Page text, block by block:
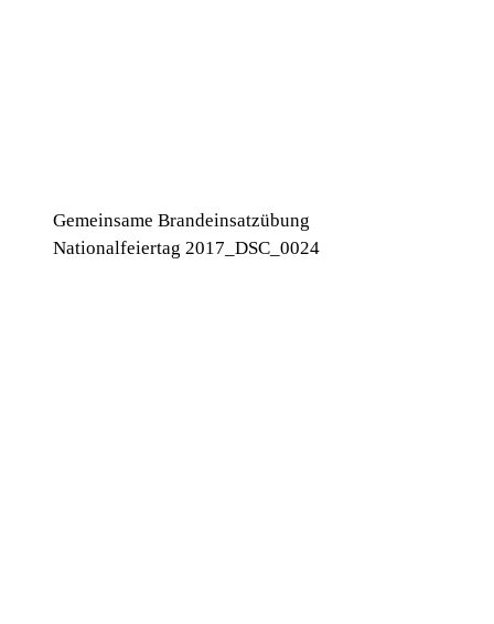
Gemeinsame Brandeinsatzübung
Nationalfeiertag 2017_DSC_0024